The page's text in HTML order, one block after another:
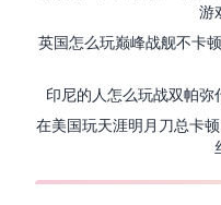
游
英国怎么玩巅峰战舰不卡
印尼的人怎么玩战双帕
在美国玩天涯明月刀总卡